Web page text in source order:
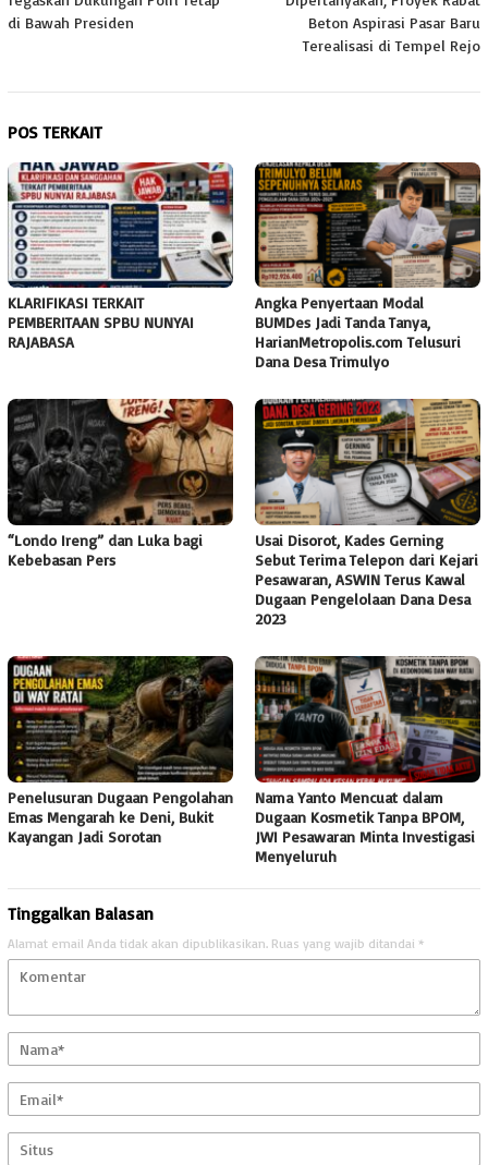
di Bawah Presiden
Beton Aspirasi Pasar Baru
Terealisasi di Tempel Rejo
POS TERKAIT
KLARIFIKASI TERKAIT
PEMBERITAAN SPBU NUNYAI
RAJABASA
Angka Penyertaan Modal
BUMDes Jadi Tanda Tanya,
HarianMetropolis.com Telusuri
Dana Desa Trimulyo
“Londo Ireng” dan Luka bagi
Kebebasan Pers
Usai Disorot, Kades Gerning
Sebut Terima Telepon dari Kejari
Pesawaran, ASWIN Terus Kawal
Dugaan Pengelolaan Dana Desa
2023
Penelusuran Dugaan Pengolahan
Emas Mengarah ke Deni, Bukit
Kayangan Jadi Sorotan
Nama Yanto Mencuat dalam
Dugaan Kosmetik Tanpa BPOM,
JWI Pesawaran Minta Investigasi
Menyeluruh
Tinggalkan Balasan
Alamat email Anda tidak akan dipublikasikan. Ruas yang wajib ditandai *